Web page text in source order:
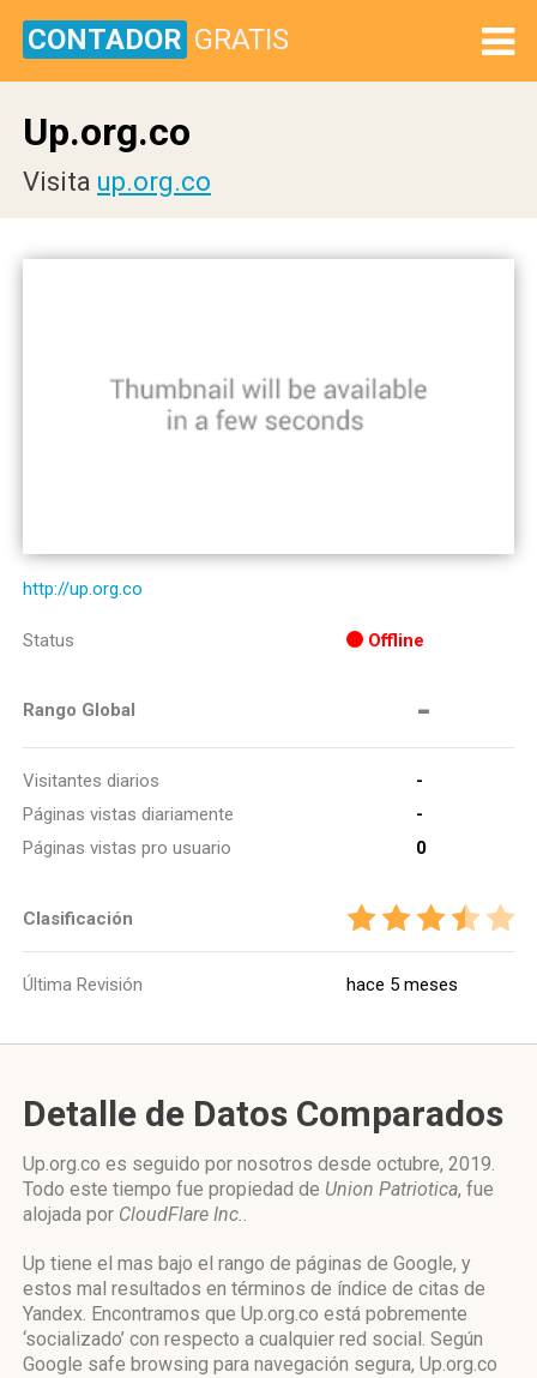
CONTADOR GRATIS
Up.org.co
Visita up.org.co
http://up.org.co
Status Offline
Rango Global -
Visitantes diarios
-
Páginas vistas diariamente
-
Páginas vistas pro usuario
0
Clasificación
Última Revisión hace 5 meses
Detalle de Datos Comparados
Up.org.co es seguido por nosotros desde octubre, 2019.
Todo este tiempo fue propiedad de Union Patriotica, fue
alojada por CloudFlare Inc..
Up tiene el mas bajo el rango de páginas de Google, y
estos mal resultados en términos de índice de citas de
Yandex. Encontramos que Up.org.co está pobremente
‘socializado’ con respecto a cualquier red social. Según
Google safe browsing para navegación segura, Up.org.co